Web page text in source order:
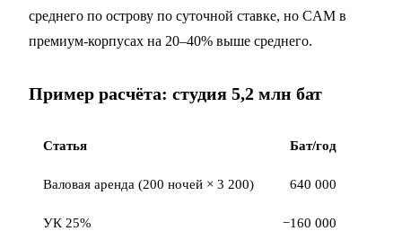
среднего по острову по суточной ставке, но CAM в
премиум-корпусах на 20–40% выше среднего.
Пример расчёта: студия 5,2 млн бат
Статья Бат/год
Валовая аренда (200 ночей × 3 200) 640 000
УК 25% −160 000